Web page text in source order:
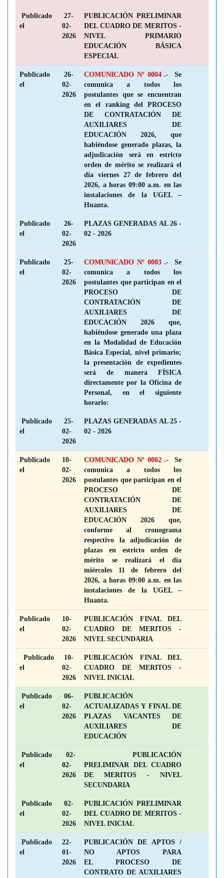
Publicado
el
27-
02-
2026
PUBLICACIÓN PRELIMINAR
DEL CUADRO DE MERITOS -
NIVEL PRIMARIO
EDUCACIÓN BÁSICA
ESPECIAL
Publicado
el
26-
02-
2026
COMUNICADO Nº 0004 .- Se
comunica a todos los
postulantes que se encuentran
en el ranking del PROCESO
DE CONTRATACIÓN DE
AUXILIARES DE
EDUCACIÓN 2026, que
habiéndose generado plazas, la
adjudicación será en estricto
orden de mérito se realizará el
día viernes 27 de febrero del
2026, a horas 09:00 a.m. en las
instalaciones de la UGEL –
Huanta.
Publicado
el
26-
02-
2026
PLAZAS GENERADAS AL 26 -
02 - 2026
Publicado
el
25-
02-
2026
COMUNICADO Nº 0003 .- Se
comunica a todos los
postulantes que participan en el
PROCESO DE
CONTRATACIÓN DE
AUXILIARES DE
EDUCACIÓN 2026 que,
habiéndose generado una plaza
en la Modalidad de Educación
Básica Especial, nivel primario;
la presentación de expedientes
será de manera FÍSICA
directamente por la Oficina de
Personal, en el siguiente
horario:
Publicado
el
25-
02-
2026
PLAZAS GENERADAS AL 25 -
02 - 2026
Publicado
el
10-
02-
2026
COMUNICADO Nº 0002 .- Se
comunica a todos los
postulantes que participan en el
PROCESO DE
CONTRATACIÓN DE
AUXILIARES DE
EDUCACIÓN 2026 que,
conforme al cronograma
respectivo la adjudicación de
plazas en estricto orden de
mérito se realizará el día
miércoles 11 de febrero del
2026, a horas 09:00 a.m. en las
instalaciones de la UGEL –
Huanta.
Publicado
el
10-
02-
2026
PUBLICACIÓN FINAL DEL
CUADRO DE MERITOS -
NIVEL SECUNDARIA
Publicado
el
10-
02-
2026
PUBLICACIÓN FINAL DEL
CUADRO DE MERITOS -
NIVEL INICIAL
Publicado
el
06-
02-
2026
PUBLICACIÓN
ACTUALIZADAS Y FINAL DE
PLAZAS VACANTES DE
AUXILIARES DE
EDUCACIÓN
Publicado
el
02-
02-
2026
PUBLICACIÓN
PRELIMINAR DEL CUADRO
DE MERITOS - NIVEL
SECUNDARIA
Publicado
el
02-
02-
2026
PUBLICACIÓN PRELIMINAR
DEL CUADRO DE MERITOS -
NIVEL INICIAL
Publicado
el
22-
01-
2026
PUBLICACIÓN DE APTOS /
NO APTOS PARA
EL PROCESO DE
CONTRATO DE AUXILIARES